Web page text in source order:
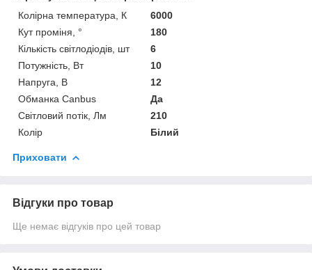
Колірна температура, К
6000
Кут проміня, °
180
Кількість світлодіодів, шт
6
Потужність, Вт
10
Напруга, В
12
Обманка Canbus
Да
Світловий потік, Лм
210
Колір
Білий
Приховати
Відгуки про товар
Ще немає відгуків про цей товар